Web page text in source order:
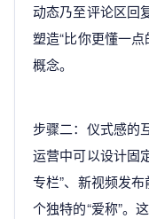
动态乃至评论区回
塑造“比你更懂一
概念。
步骤二：仪式感的
运营中可以设计固
专栏”、新视频发
个独特的“爱称”。